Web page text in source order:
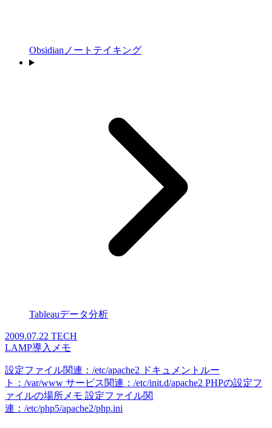
Obsidianノートテイキング
Tableauデータ分析
2009.07.22 TECH
LAMP導入メモ
設定ファイル関連：/etc/apache2 ドキュメントルー
ト：/var/www サービス関連：/etc/init.d/apache2 PHPの設定フ
ァイルの場所メモ 設定ファイル関
連：/etc/php5/apache2/php.ini